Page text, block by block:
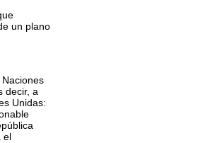
un plano
decir, a
Unidas:
el